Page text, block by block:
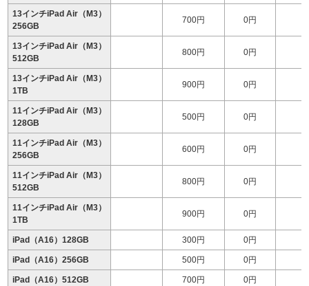
13インチiPad Air（M3）
256GB
700円 0円
13インチiPad Air（M3）
512GB
800円 0円
13インチiPad Air（M3）
1TB
900円 0円
11インチiPad Air（M3）
128GB
500円 0円
11インチiPad Air（M3）
256GB
600円 0円
11インチiPad Air（M3）
512GB
800円 0円
11インチiPad Air（M3）
1TB
900円 0円
iPad（A16）128GB 300円 0円
iPad（A16）256GB 500円 0円
iPad（A16）512GB 700円 0円